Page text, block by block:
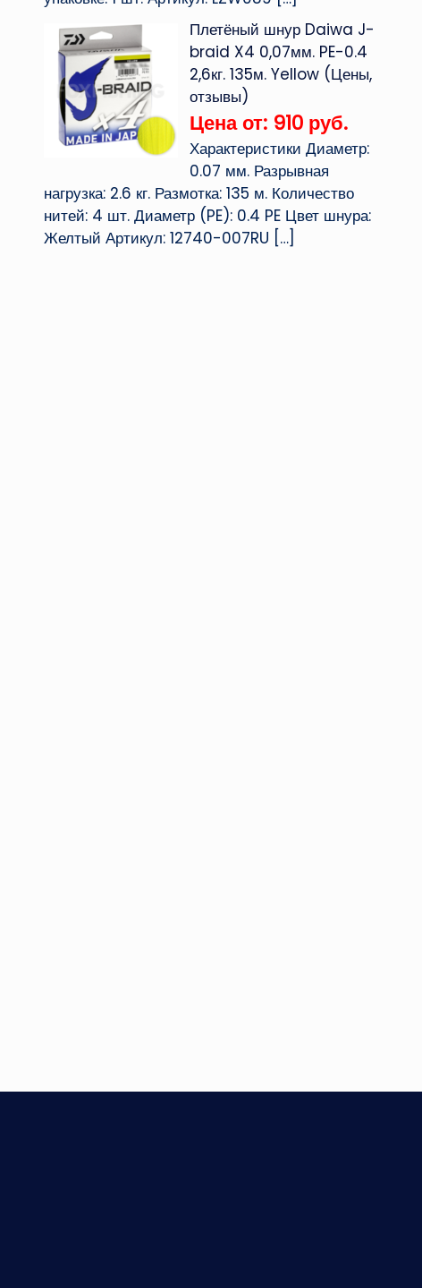
Плетёный шнур Daiwa J-
braid X4 0,07мм. PE-0.4
2,6кг. 135м. Yellow (Цены,
отзывы)
Цена от: 910 руб.
Характеристики Диаметр:
0.07 мм. Разрывная
нагрузка: 2.6 кг. Размотка: 135 м. Количество
нитей: 4 шт. Диаметр (PE): 0.4 PE Цвет шнура:
Желтый Артикул: 12740-007RU […]